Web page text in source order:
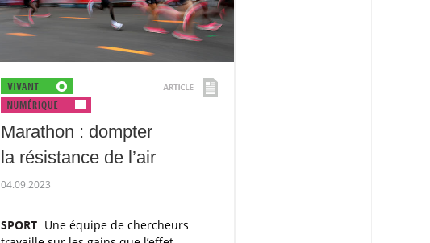
Marathon : dompter
la résistance de l’air
04.09.2023
SPORT Une équipe de chercheurs